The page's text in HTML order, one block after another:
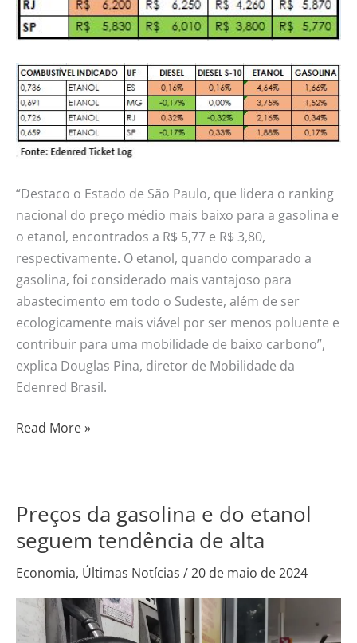
“Destaco o Estado de São Paulo, que lidera o ranking
nacional do preço médio mais baixo para a gasolina e
o etanol, encontrados a R$ 5,77 e R$ 3,80,
respectivamente. O etanol, quando comparado a
gasolina, foi considerado mais vantajoso para
abastecimento em todo o Sudeste, além de ser
ecologicamente mais viável por ser menos poluente e
contribuir para uma mobilidade de baixo carbono”,
explica Douglas Pina, diretor de Mobilidade da
Edenred Brasil.
Read More »
Preços da gasolina e do etanol
seguem tendência de alta
Economia, Últimas Notícias /20 de maio de 2024
Preços
gasolina
e
do
etanol